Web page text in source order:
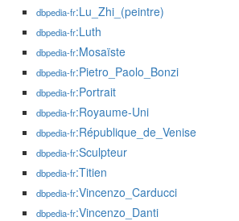
dbpedia-fr:Lu_Zhi_(peintre)
dbpedia-fr:Luth
dbpedia-fr:Mosaïste
dbpedia-fr:Pietro_Paolo_Bonzi
dbpedia-fr:Portrait
dbpedia-fr:Royaume-Uni
dbpedia-fr:République_de_Venise
dbpedia-fr:Sculpteur
dbpedia-fr:Titien
dbpedia-fr:Vincenzo_Carducci
dbpedia-fr:Vincenzo_Danti